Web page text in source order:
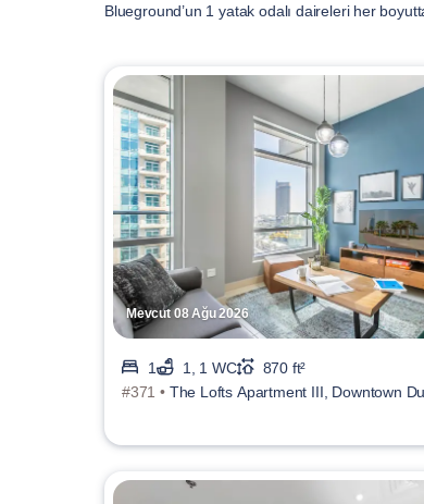
Blueground’un 1 yatak odalı daireleri her
Mevcut 08 Ağu 2026
1 1, 1 WC
870 ft²
#371 • The Lofts Apartment III, Downtown